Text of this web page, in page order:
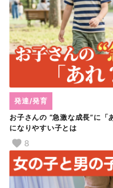
お子さんの “急激な成長”に
になりやすい子とは
発達/発育
8